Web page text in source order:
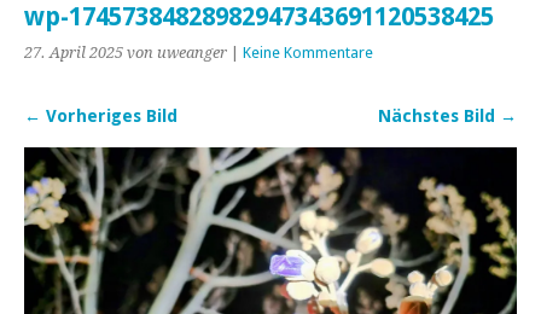
wp-17457384828982947343691120538425
27. April 2025 von uweanger | Keine Kommentare
← Vorheriges Bild Nächstes Bild →